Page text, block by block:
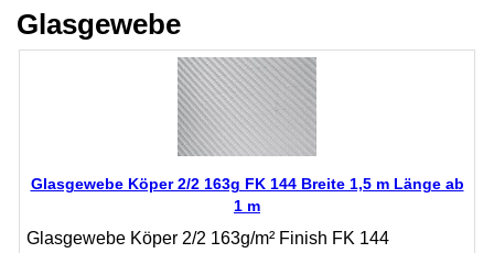
Glasgewebe
Glasgewebe Köper 2/2 163g FK 144 Breite 1,5 m Länge ab
1 m
Glasgewebe Köper 2/2 163g/m² Finish FK 144